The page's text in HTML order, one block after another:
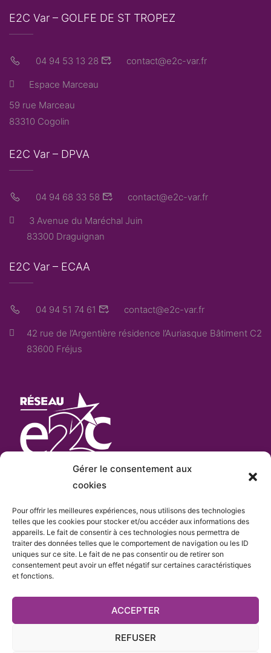
Gérer le consentement aux
cookies
Pour offrir les meilleures expériences, nous utilisons des technologies
telles que les cookies pour stocker et/ou accéder aux informations des
appareils. Le fait de consentir à ces technologies nous permettra de
traiter des données telles que le comportement de navigation ou les ID
uniques sur ce site. Le fait de ne pas consentir ou de retirer son
consentement peut avoir un effet négatif sur certaines caractéristiques
et fonctions.
ACCEPTER
REFUSER
E2C Var – GOLFE DE ST TROPEZ
04 94 53 13 28 contact@e2c-var.fr
Espace Marceau
59 rue Marceau
83310 Cogolin
E2C Var – DPVA
04 94 68 33 58 contact@e2c-var.fr
3 Avenue du Maréchal Juin
83300 Draguignan
E2C Var – ECAA
04 94 51 74 61 contact@e2c-var.fr
42 rue de l’Argentière résidence l’Auriasque Bâtiment C2
83600 Fréjus
L’E2C Varest «membre actif» duréseau Français
des Écoles de la 2eChancequi comprend plus de
cent sites.